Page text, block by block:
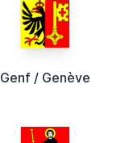
Genf / Genève